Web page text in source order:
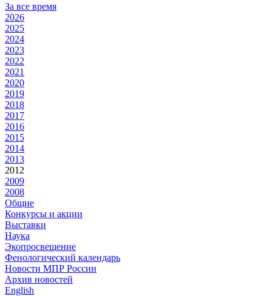
За все время
2026
2025
2024
2023
2022
2021
2020
2019
2018
2017
2016
2015
2014
2013
2012
2009
2008
Общие
Конкурсы и акции
Выставки
Наука
Экопросвещение
Фенологический календарь
Новости МПР России
Архив новостей
English